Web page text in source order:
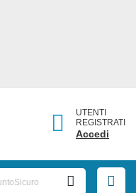
UTENTI
REGISTRATI
Accedi